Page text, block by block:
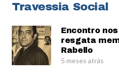
Travessia Social
Encontro
resgata
Rabello
5 meses atrás